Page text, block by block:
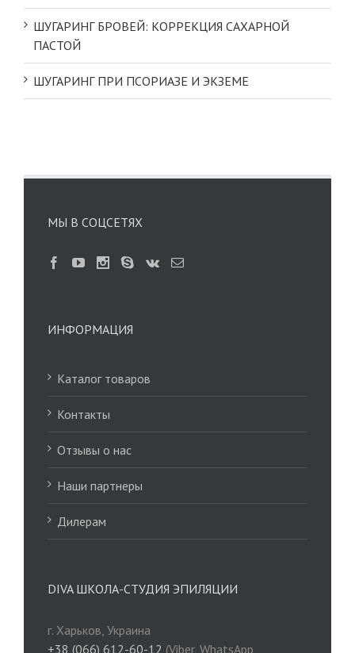
ШУГАРИНГ БРОВЕЙ: КОРРЕКЦИЯ САХАРНОЙ
ПАСТОЙ
ШУГАРИНГ ПРИ ПСОРИАЗЕ И ЭКЗЕМЕ
МЫ В СОЦСЕТЯХ
ИНФОРМАЦИЯ
Каталог товаров
Контакты
Отзывы о нас
Наши партнеры
Дилерам
DIVA ШКОЛА-СТУДИЯ ЭПИЛЯЦИИ
г. Харьков, Украина
+38 (066) 612-60-12 (Viber, WhatsApp,